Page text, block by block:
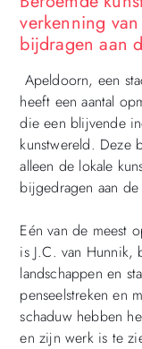
verkenning
bijdragen aan
Apeldoorn, een
heeft een aantal
die een blijvende
kunstwereld. Deze
alleen de lokale
bijgedragen aan
Eén van de meest
is J.C. van Hunnik,
landschappen en
penseelstreken en
schaduw hebben
en zijn werk is te